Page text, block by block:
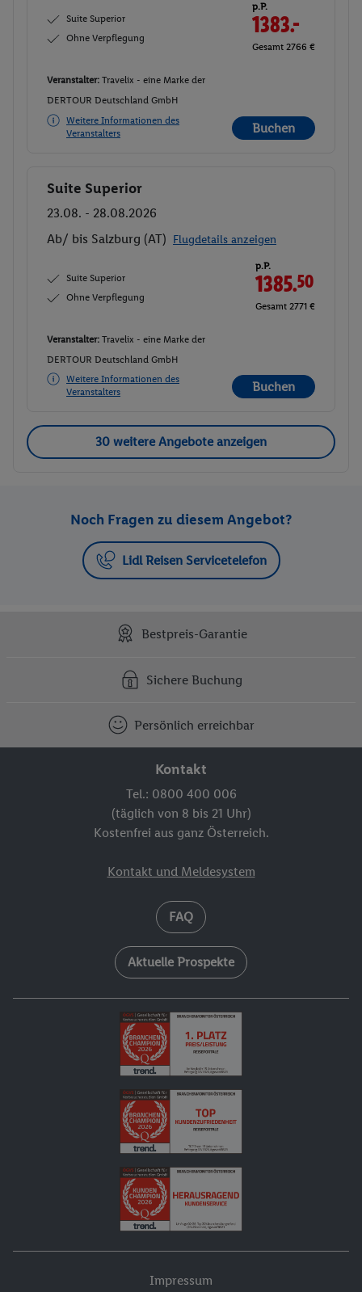
Suite Superior
Ohne Verpflegung
p.P.
1383.-
Gesamt 2766 €
Veranstalter: Travelix - eine Marke der
DERTOUR Deutschland GmbH
Weitere Informationen des
Veranstalters
Buchen
Buchen
Suite Superior
23.08. - 28.08.2026
Ab/ bis Salzburg (AT) Flugdetails anzeigen
Suite Superior
Ohne Verpflegung
p.P.
1385.50
Gesamt 2771 €
Veranstalter: Travelix - eine Marke der
DERTOUR Deutschland GmbH
Weitere Informationen des
Veranstalters
Buchen
30 weitere Angebote anzeigen
Noch Fragen zu diesem Angebot?
Lidl Reisen Servicetelefon
Bestpreis-Garantie
Sichere Buchung
Persönlich erreichbar
Kontakt
Tel.: 0800 400 006
(täglich von 8 bis 21 Uhr)
Kostenfrei aus ganz Österreich.
Kontakt und Meldesystem
FAQ
Aktuelle Prospekte
Impressum